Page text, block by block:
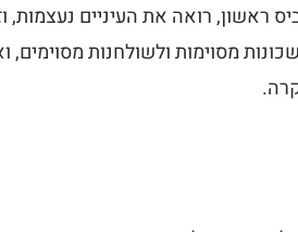
ראשון, רואה את העיניים נעצמות,
מסוימות ולשולחנות